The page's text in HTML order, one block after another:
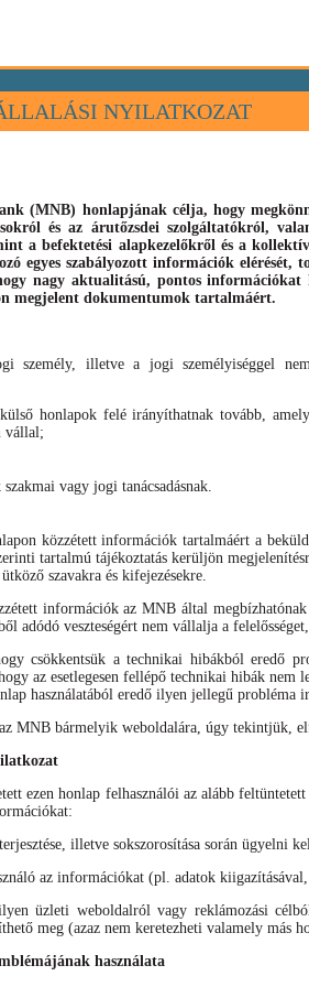
NYILATKOZAT
(MNB) honlapjának célja, hogy
és az árutőzsdei szolgáltatókról,
a befektetési alapkezelőkről és a
egyes szabályozott információk elérését,
nagy aktualitású, pontos információkat
megjelent dokumentumok tartalmáért.
személy, illetve a jogi személyiséggel
honlapok felé irányíthatnak tovább,
vállal;
vagy jogi tanácsadásnak.
közzétett információk tartalmáért a
tartalmú tájékoztatás kerüljön
szavakra és kifejezésekre.
információk az MNB által
adódó veszteségért nem vállalja a
csökkentsük a technikai hibákból eredő
az esetlegesen fellépő technikai hibák nem
használatából eredő ilyen jellegű probléma
MNB bármelyik weboldalára, úgy tekintjük,
ezen honlap felhasználói az alább
illetve sokszorosítása során ügyelni
az információkat (pl. adatok
üzleti weboldalról vagy reklámozási
meg (azaz nem keretezheti valamely más
használata